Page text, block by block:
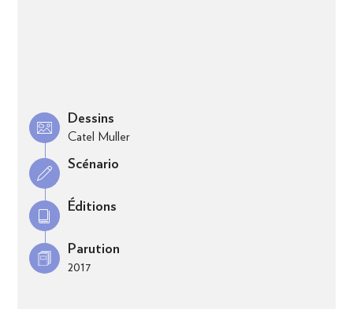
Dessins
Catel Muller
Scénario
Éditions
Parution
2017